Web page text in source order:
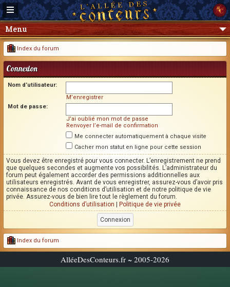
Menu
Index du forum
Connexion
Nom d’utilisateur:
M’enregistrer
Mot de passe:
J’ai oublié mon mot de passe
Renvoyer l’e-mail de confirmation
Me connecter automatiquement à chaque visite
Cacher mon statut en ligne pour cette session
Vous devez être enregistré pour vous connecter. L’enregistrement ne prend
que quelques secondes et augmente vos possibilités. L’administrateur du
forum peut également accorder des permissions additionnelles aux
utilisateurs enregistrés. Avant de vous enregistrer, assurez-vous d’avoir pris
connaissance de nos conditions d’utilisation et de notre politique de vie
privée. Assurez-vous de bien lire tout le règlement du forum.
Conditions d’utilisation
Politique de vie privée
Index du forum
AlléeDesConteurs.fr ~ 2005-2026